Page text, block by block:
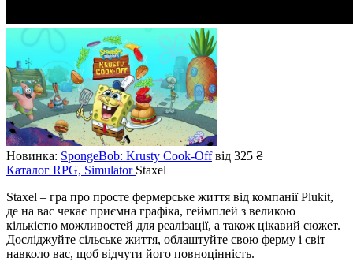
Новинка: SpongeBob: Krusty Cook-Offвід 325 ₴
Каталог RPG, Simulator Staxel
Staxel – гра про просте фермерське життя від компанії Plukit,
де на вас чекає приємна графіка, геймплей з великою
кількістю можливостей для реалізації, а також цікавий сюжет.
Досліджуйте сільське життя, облаштуйте свою ферму і світ
навколо вас, щоб відчути його повноцінність.